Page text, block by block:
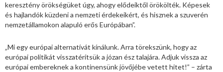
keresztény örökségüket úgy, ahogy elődeiktől örökölték. Képesek
és hajlandók küzdeni a nemzeti érdekeikért, és hisznek a szuverén
nemzetállamokon alapuló erős Európában”.
„Mi egy európai alternatívát kínálunk. Arra törekszünk, hogy az
európai politikát visszatérítsük a józan ész talajára. Adjuk vissza az
európai embereknek a kontinensünk jövőjébe vetett hitet!” – zárta